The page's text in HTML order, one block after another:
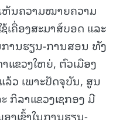
ຫັນຄວາມໝາຍຄວາມ
ເຄື່ອງສະມາສ໌ບອດ ແລະ
ການຮຽນ-ການສອນ ທັງ
ແຂວງໃຫຍ່, ຕົວເມືອງ
ວ ເພາະປັດຈຸບັນ, ສູນ
ກິລາແຂວງເຊກອງ ມີ
ເຂົ້າໃນການຮຽນ-